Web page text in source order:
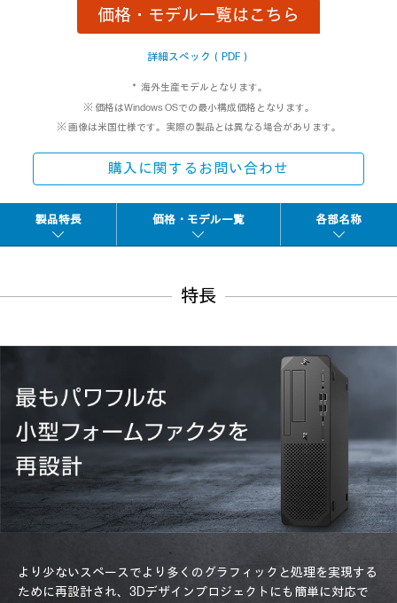
価格・モデル一覧はこちら
詳細スペック（PDF）
＊ 海外生産モデルとなります。
※ 価格はWindows OSでの最小構成価格となります。
※ 画像は米国仕様です。実際の製品とは異なる場合があります。
購入に関するお問い合わせ
製品特長 価格・モデル一覧 各部名称
特長
より少ないスペースでより多くのグラフィックと処理を実現する
ために再設計され、3Dデザインプロジェクトにも簡単に対応で